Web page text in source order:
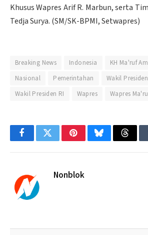
Khusus Wapres Arif R. Marbun, serta
Tedja Surya. (SM/SK-BPMI, Setwapres)
Breaking News Indonesia KH Ma'ruf
Nasional
Pemerintahan
Wakil
Wakil Presiden RI
Wapres Wapres
FacebookTwitterPinterestBluesky
Nonblok